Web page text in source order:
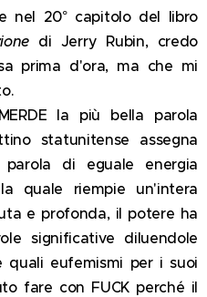
nel 20° capitolo del libro
di Jerry Rubin, credo
prima d'ora, ma che mi
la più bella parola
statunitense assegna
di eguale energia
quale riempie un'intera
e profonda, il potere ha
significative diluendole
quali eufemismi per i suoi
fare con FUCK perché il